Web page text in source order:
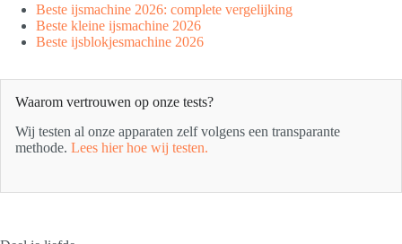
Beste ijsmachine 2026: complete vergelijking
Beste kleine ijsmachine 2026
Beste ijsblokjesmachine 2026
Waarom vertrouwen op onze tests?
Wij testen al onze apparaten zelf volgens een transparante
methode. Lees hier hoe wij testen.